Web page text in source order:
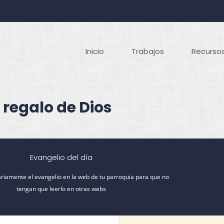
de Dios
Inicio Trabajos
Evangelio del día
el evangelio en la web de tu parroquia para que no
tengan que leerlo en otras webs